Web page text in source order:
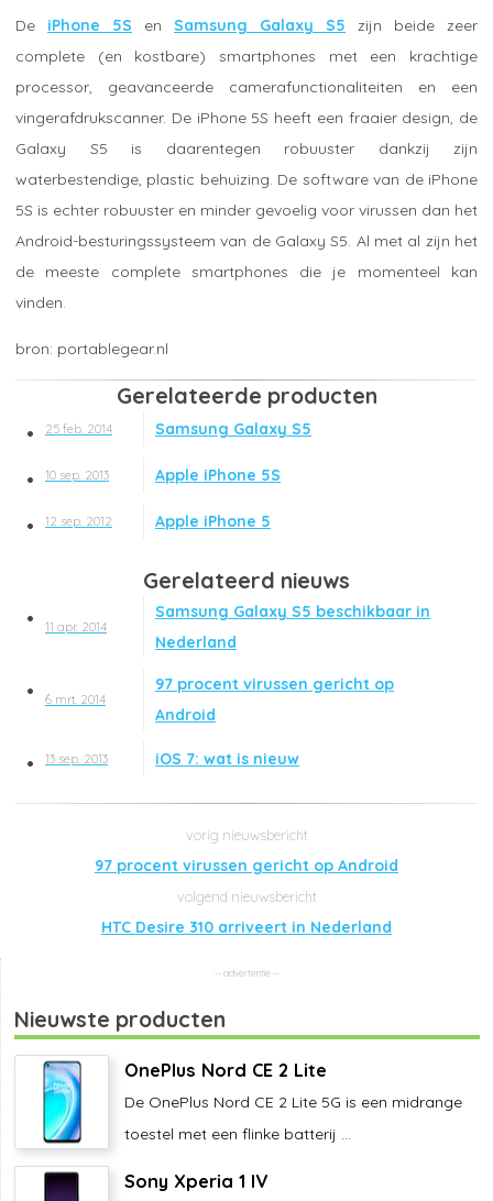
De iPhone 5S en Samsung Galaxy S5 zijn beide zeer
complete (en kostbare) smartphones met een krachtige
processor, geavanceerde camerafunctionaliteiten en een
vingerafdrukscanner. De iPhone 5S heeft een fraaier design, de
Galaxy S5 is daarentegen robuuster dankzij zijn
waterbestendige, plastic behuizing. De software van de iPhone
5S is echter robuuster en minder gevoelig voor virussen dan het
Android-besturingssysteem van de Galaxy S5. Al met al zijn het
de meeste complete smartphones die je momenteel kan
vinden.
portablegear.nl
Gerelateerde producten
25 feb. 2014 Samsung Galaxy S5
10 sep. 2013 Apple iPhone 5S
12 sep. 2012 Apple iPhone 5
Gerelateerd nieuws
11 apr. 2014
Samsung Galaxy S5 beschikbaar in
Nederland
6 mrt. 2014
97 procent virussen gericht op
Android
13 sep. 2013 iOS 7: wat is nieuw
97 procent virussen gericht op Android
HTC Desire 310 arriveert in Nederland
Nieuwste producten
OnePlus Nord CE 2 Lite
De OnePlus Nord CE 2 Lite 5G is een midrange
toestel met een flinke batterij ...
Sony Xperia 1 IV